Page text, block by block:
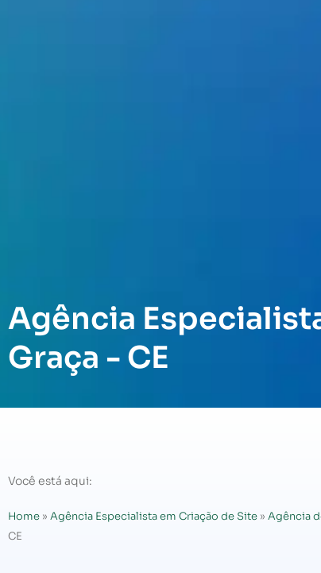
Agência
Graça - CE
Você está aqui:
Home » Agência Especialista em Criação de Site » Agência
CE